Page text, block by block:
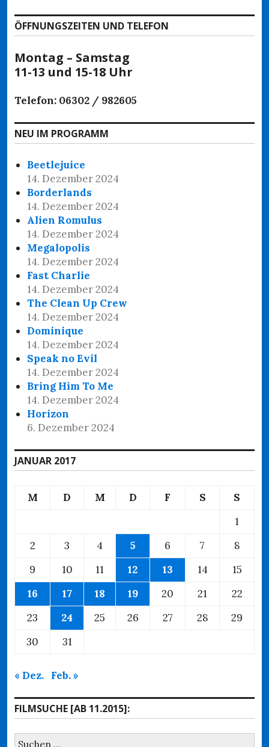
ÖFFNUNGSZEITEN UND TELEFON
Montag – Samstag
11-13 und 15-18 Uhr
Telefon: 06302 / 982605
NEU IM PROGRAMM
Beetlejuice
14. Dezember 2024
Borderlands
14. Dezember 2024
Alien Romulus
14. Dezember 2024
Megalopolis
14. Dezember 2024
Fast Charlie
14. Dezember 2024
The Clean Up Crew
14. Dezember 2024
Dominique
14. Dezember 2024
Speak no Evil
14. Dezember 2024
Bring Him To Me
14. Dezember 2024
Horizon
6. Dezember 2024
JANUAR 2017
M D M D F S
S
1
2
3 4 5 6 7
8
9
10 11 12 13 14
15
16
17 18 19 20 21
22
23
24 25 26 27 28
29
30
31
« Dez. Feb. »
FILMSUCHE [AB 11.2015]:
Suchen